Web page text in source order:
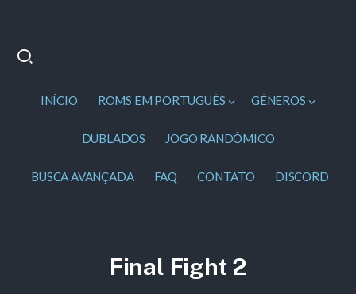
INÍCIO ROMS EM PORTUGUÊS GÊNEROS
DUBLADOS JOGO RANDÔMICO
BUSCA AVANÇADA FAQ CONTATO DISCORD
Final Fight 2